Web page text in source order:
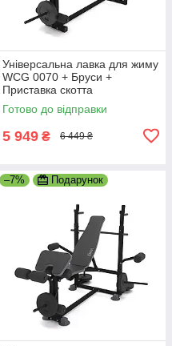
Універсальна лавка для жиму
WCG 0070 + Бруси +
Приставка скотта
Готово до відправки
5 949 ₴ 6 449 ₴
–7% Подарунок